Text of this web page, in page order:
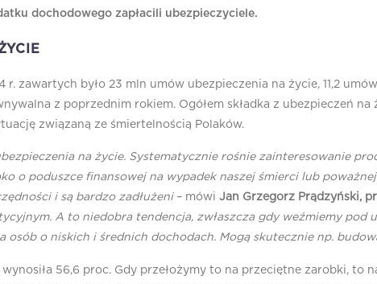
dochodowego zapłacili ubezpieczyciele.
zawartych było 23 mln umów ubezpieczenia na życie, 11,2
z poprzednim rokiem. Ogółem składka z ubezpieczeń
związaną ze śmiertelnością Polaków.
na życie. Systematycznie rośnie zainteresowanie
o poduszce finansowej na wypadek naszej śmierci lub
i są bardzo zadłużeni – mówi Jan Grzegorz Prądzyński,
A to niedobra tendencja, zwłaszcza gdy weźmiemy
osób o niskich i średnich dochodach. Mogą skutecznie np.
56,6 proc. Gdy przełożymy to na przeciętne zarobki, to